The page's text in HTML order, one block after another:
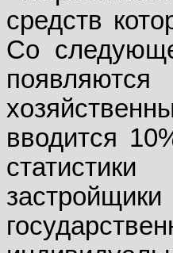
средств
Со
вводится